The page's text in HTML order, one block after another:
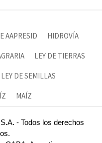
AAPRESID HIDROVÍA
LEY DE TIERRAS
LEY DE SEMILLAS
MAÍZ
- Todos los derechos